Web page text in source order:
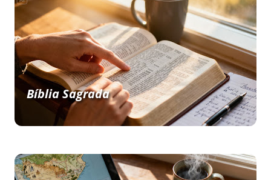
Bíblia Sagrada